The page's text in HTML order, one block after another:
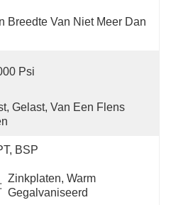
Breedte Van Niet Meer Dan
Psi
Gelast, Van Een Flens
BSP
Zinkplaten, Warm
Gegalvaniseerd